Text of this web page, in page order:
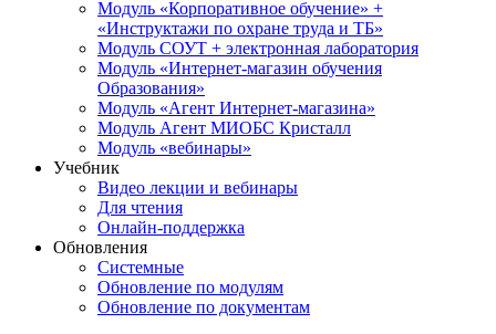
Модуль «Корпоративное обучение» +
«Инструктажи по охране труда и ТБ»
Модуль СОУТ + электронная лаборатория
Модуль «Интернет-магазин обучения
Образования»
Модуль «Агент Интернет-магазина»
Модуль Агент МИОБС Кристалл
Модуль «вебинары»
Учебник
Видео лекции и вебинары
Для чтения
Онлайн-поддержка
Обновления
Системные
Обновление по модулям
Обновление по документам